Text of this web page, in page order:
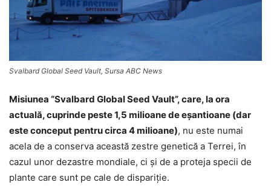
Svalbard Global Seed Vault, Sursa ABC News
Misiunea “Svalbard Global Seed Vault”, care, la ora
actuală, cuprinde peste 1,5 milioane de eşantioane (dar
este conceput pentru circa 4 milioane), nu este numai
acela de a conserva această zestre genetică a Terrei, în
cazul unor dezastre mondiale, ci şi de a proteja specii de
plante care sunt pe cale de dispariţie.